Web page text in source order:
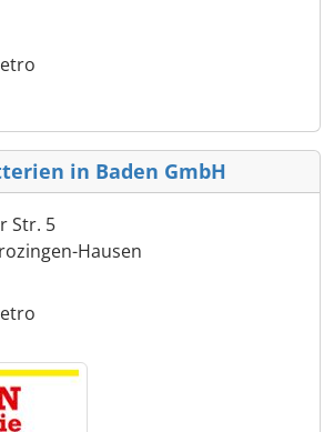
in Baden GmbH
Str. 5
Hausen